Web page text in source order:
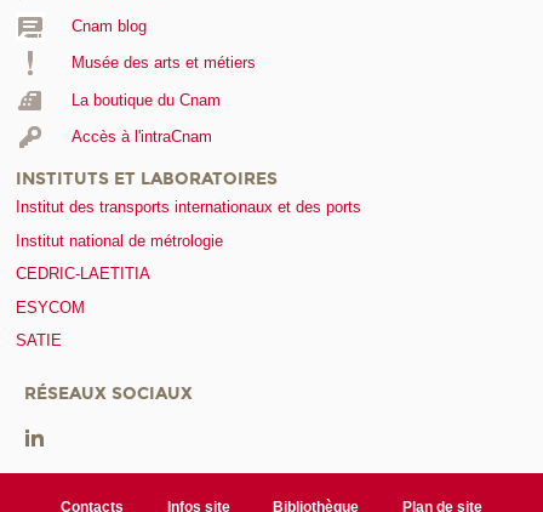
Cnam blog
Musée des arts et métiers
La boutique du Cnam
Accès à l'intraCnam
INSTITUTS ET LABORATOIRES
Institut des transports internationaux et des ports
Institut national de métrologie
CEDRIC-LAETITIA
ESYCOM
SATIE
RÉSEAUX SOCIAUX
Contacts Infos site Bibliothèque Plan de site